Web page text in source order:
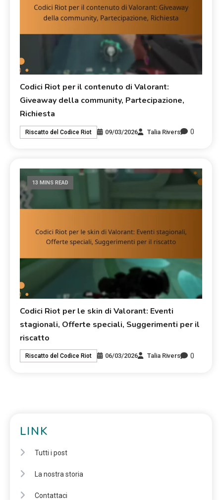
Codici Riot per il contenuto di Valorant:
Giveaway della community, Partecipazione,
Richiesta
Riscatto del Codice Riot 09/03/2026 Talia Rivers 0
13 MINS READ
Codici Riot per le skin di Valorant: Eventi
stagionali, Offerte speciali, Suggerimenti per il
riscatto
Riscatto del Codice Riot 06/03/2026 Talia Rivers 0
LINK
Tutti i post
La nostra storia
Contattaci